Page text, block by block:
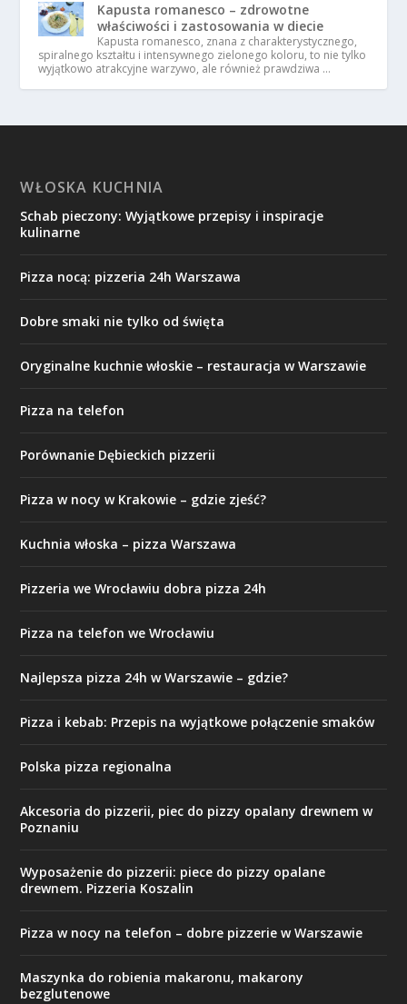
Kapusta romanesco – zdrowotne
właściwości i zastosowania w diecie
Kapusta romanesco, znana z charakterystycznego,
spiralnego kształtu i intensywnego zielonego koloru, to nie tylko
wyjątkowo atrakcyjne warzywo, ale również prawdziwa …
WŁOSKA KUCHNIA
Schab pieczony: Wyjątkowe przepisy i inspiracje
kulinarne
Pizza nocą: pizzeria 24h Warszawa
Dobre smaki nie tylko od święta
Oryginalne kuchnie włoskie – restauracja w Warszawie
Pizza na telefon
Porównanie Dębieckich pizzerii
Pizza w nocy w Krakowie – gdzie zjeść?
Kuchnia włoska – pizza Warszawa
Pizzeria we Wrocławiu dobra pizza 24h
Pizza na telefon we Wrocławiu
Najlepsza pizza 24h w Warszawie – gdzie?
Pizza i kebab: Przepis na wyjątkowe połączenie smaków
Polska pizza regionalna
Akcesoria do pizzerii, piec do pizzy opalany drewnem w
Poznaniu
Wyposażenie do pizzerii: piece do pizzy opalane
drewnem. Pizzeria Koszalin
Pizza w nocy na telefon – dobre pizzerie w Warszawie
Maszynka do robienia makaronu, makarony
bezglutenowe